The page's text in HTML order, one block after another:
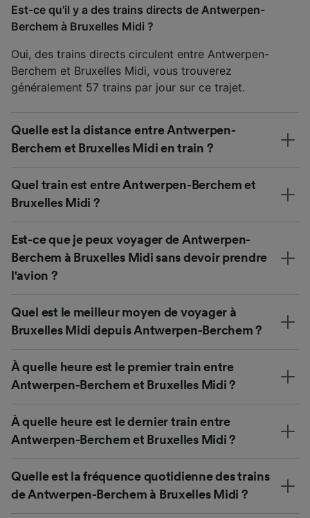
Est-ce qu'il y a des trains directs de Antwerpen-
Berchem à Bruxelles Midi ?
Oui, des trains directs circulent entre Antwerpen-
Berchem et Bruxelles Midi, vous trouverez
généralement 57 trains par jour sur ce trajet.
Quelle est la distance entre Antwerpen-
Berchem et Bruxelles Midi en train ?
Quel train est entre Antwerpen-Berchem et
Bruxelles Midi ?
Est-ce que je peux voyager de Antwerpen-
Berchem à Bruxelles Midi sans devoir prendre
l'avion ?
Quel est le meilleur moyen de voyager à
Bruxelles Midi depuis Antwerpen-Berchem ?
À quelle heure est le premier train entre
Antwerpen-Berchem et Bruxelles Midi ?
À quelle heure est le dernier train entre
Antwerpen-Berchem et Bruxelles Midi ?
Quelle est la fréquence quotidienne des trains
de Antwerpen-Berchem à Bruxelles Midi ?